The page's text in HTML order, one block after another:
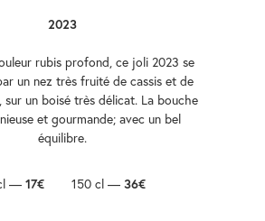
2023
rubis profond, ce joli 2023 se
un nez très fruité de cassis et de
un boisé très délicat. La bouche
et gourmande; avec un bel
équilibre.
— 17€ 150 cl — 36€